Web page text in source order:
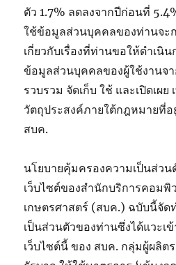
ตัว 1.7% ลดลงจากปีก่อนที่
ใช้ข้อมูลส่วนบุคคลของท่านจะ
เกี่ยวกับเรื่องที่ท่านขอให้ดำเนิ
ข้อมูลส่วนบุคคลของผู้ใช้งานจ
รวบรวม จัดเก็บ ใช้ และเปิดเผย
วัตถุประสงค์ภายใต้กฎหมายที่
สบค.
นโยบายคุ้มครองความเป็นส่วน
เว็บไซต์ของสำนักบริการคอมพิ
เกษตรศาสตร์ (สบค.) ฉบับนี้จัด
เป็นส่วนตัวของท่านซึ่งได้แวะเ
เว็บไซต์นี้ ของ สบค. กลุ่มผู้ผลิต